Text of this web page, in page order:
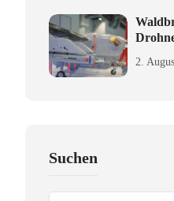
2.
Suchen